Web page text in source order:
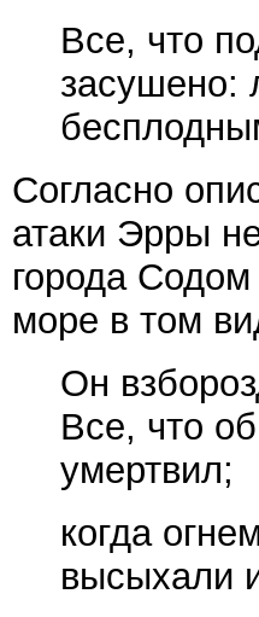
Все, что
засушено:
Согласно
атаки Эрры
города
море в том
Он
Все, что
умертвил;
когда
высыхали